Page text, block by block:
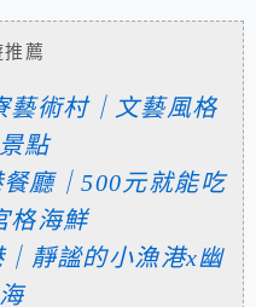
推薦
藝術村｜文藝風格
點
廳｜500元就能吃
格海鮮
｜靜謐的小漁港x幽